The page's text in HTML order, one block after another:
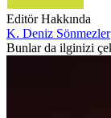
Editör Hakkında
K. Deniz Sönmezler
Bunlar da ilginizi